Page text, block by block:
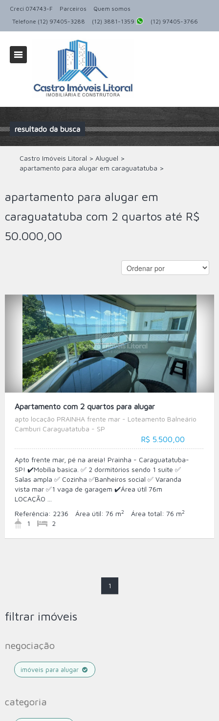
Creci 074743-F Parceiros
Quem somos
Telefone (12) 97405-3288
(12) 3881-1359 (12) 97405-3766
resultado da busca
Castro Imóveis Litoral > Aluguel >
apartamento para alugar em caraguatatuba >
apartamento para alugar em
caraguatatuba com 2 quartos até R$
50.000,00
Apartamento com 2 quartos para alugar
apto locação PRAINHA frente mar - Loteamento Balneário
Camburi Caraguatatuba - SP
R$ 5.500,00
Apto frente mar, pé na areia! Prainha - Caraguatatuba-
SP! ✔️Mobilia basica. ✅ 2 dormitórios sendo 1 suíte ✅
Salas ampla ✅ Cozinha ✅Banheiros social ✅ Varanda
vista mar ✅1 vaga de garagem ✔️Área útil 76m
LOCAÇÃO ...
Referência: 2236 Área útil: 76 m2 Área total: 76 m2
1 2
1
filtrar imóveis
negociação
imóveis para alugar
categoria